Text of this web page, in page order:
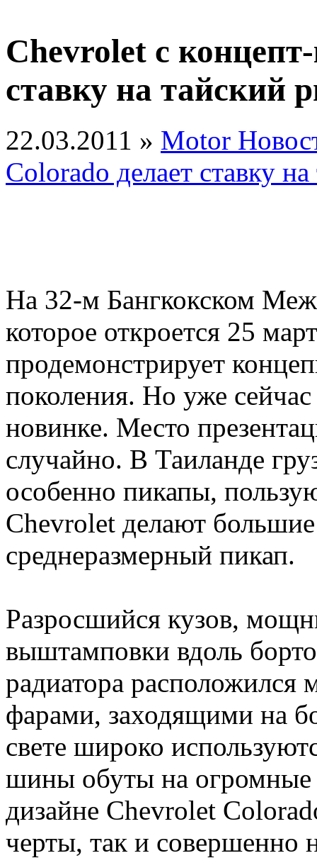
Chevrolet с
ставку на тайский
22.03.2011 » Motor
Colorado делает ставку
На 32-м Бангкокском
которое откроется 25
продемонстрирует
поколения. Но уже
новинке. Место
случайно. В Таиланде
особенно пикапы,
Chevrolet делают
среднеразмерный пикап.
Разросшийся кузов,
выштамповки вдоль
радиатора
фарами, заходящими на
свете широко
шины обуты на
дизайне Chevrolet
черты, так и совершенно